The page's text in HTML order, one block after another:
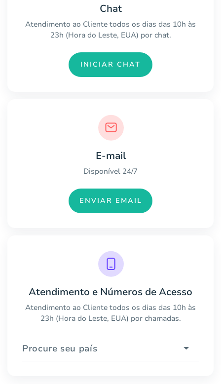
Chat
Atendimento ao Cliente todos os dias das 10h às
23h (Hora do Leste, EUA) por chat.
INICIAR CHAT
E-mail
Disponível 24/7
ENVIAR EMAIL
Atendimento e Números de Acesso
Atendimento ao Cliente todos os dias das 10h às
23h (Hora do Leste, EUA) por chamadas.
Procure seu país